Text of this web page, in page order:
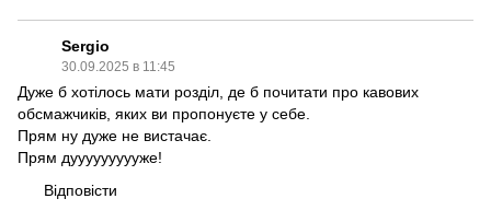
Sergio
30.09.2025 в 11:45
Дуже б хотілось мати розділ, де б почитати про кавових
обсмажчиків, яких ви пропонуєте у себе.
Прям ну дуже не вистачає.
Прям дуууууууууже!
Відповісти